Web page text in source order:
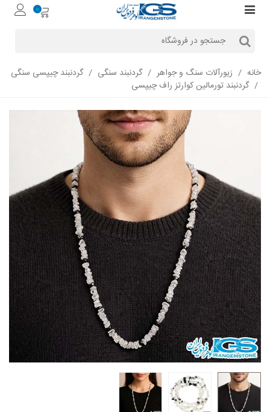
0
خانه / زیورآلات سنگ و جواهر / گردنبند سنگی / گردنبند چیپسی سنگی
/ گردنبند تورمالین کوارتز راف چیپسی